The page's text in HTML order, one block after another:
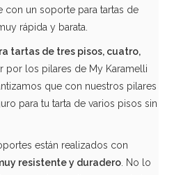
con un soporte para tartas de
rápida y barata.
tartas de tres pisos, cuatro,
por los pilares de My Karamelli
que con nuestros pilares
para tu tarta de varios pisos sin
están realizados con
resistente y duradero. No lo